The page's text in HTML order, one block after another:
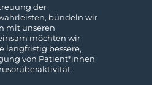
der
bündeln wir
mit unseren
möchten wir
langfristig bessere,
von Patient*innen